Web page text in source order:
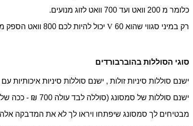
כלומר מ 200 וואט ועד 700 וואט לזוג מנועים.
רק במיני סגווי שהוא 60
V יכול להיות לכם 800 וואט הספק מנועים. (יש הרבה פרסומים לא מדוייקים באתרים הסינים ) .
סוגי הסוללות בהוברבורדים
ישנם סוללות סיניות זולות , ישנם סוללות סיניות
ישנם סוללות של סמסונג (סוללה לבד עולה 700 ₪ - ככה שלא יכול להיות שתקנו הוברבורד עם סוללת סמסונג מקורית ב990 ₪ )
מבטיחים לך סמסונג שיפתחו ויראו לך לא את המדבקה